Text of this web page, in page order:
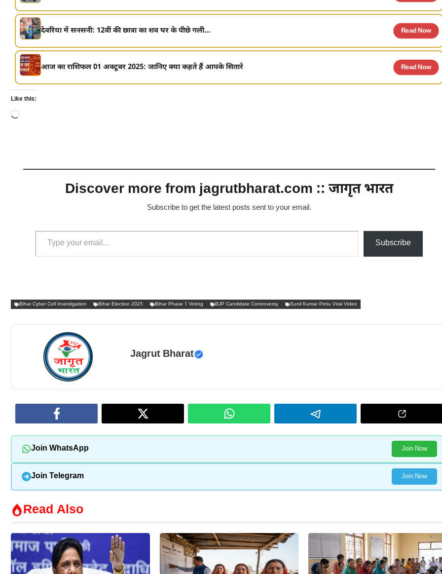
देवरिया में सनसनी: 12वीं की छात्रा का शव घर के पीछे गली... Read Now
आज का राशिफल 01 अक्टूबर 2025: जानिए क्या कहते हैं आपके सितारे Read Now
Like this:
Loading…
Discover more from jagrutbharat.com :: जागृत भारत
Subscribe to get the latest posts sent to your email.
Type your email…
Subscribe
Bihar Cyber Cell Investigation Bihar Election 2025 Bihar Phase 1 Voting BJP Candidate Controversy Sunil Kumar Pintu Viral Video
Jagrut Bharat
Join WhatsApp Join Now
Join Telegram Join Now
Read Also